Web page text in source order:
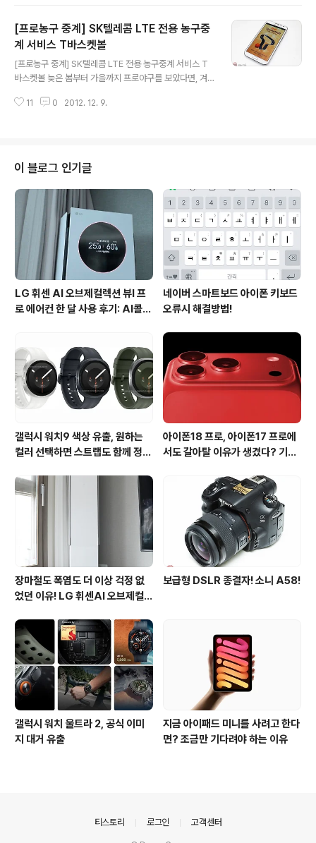
쉽게 그만두기 마련인데요, 이젠 친구들과 함께 겨루어 보
고 경쟁할수 있는 카카오톡 게임기반으로 만들어진 게임이
출시된다고 합니다. 이름하여 뿌잉뿌잉 사천성! 자~ 그럼
뿌잉뿌잉사천성이 어떻게 다른 사천성게임들과 다른지 먼
저 살펴보아야겟지요? 저도 내심 궁금한 부분이기도 합니
다. 다른 사천성게임과 제일큰 차별화는 카카오게임을 기
[프로농구 중계] SK텔레콤 LTE 전용 농구중
계 서비스 T바스켓볼
[프로농구 중계] SK텔레콤 LTE 전용 농구중계 서비스 T
바스켓볼 늦은 봄부터 가을까지 프로야구를 보았다면, 겨
부분 TV나 인터넷 그리고 스마트폰을 통해 농구 중계를 보
DMB를 지원하는 디바이스를 통해 프로농구 중계를 볼 수
있는데요. 이제 SK텔레콤 LTE폰을 이용하는 사용자라면
프로농구 중계를 어떻게 볼지 고민할 필요가 없어졌습니
다. SK텔레콤에서는 이미 올 여름 프로야구 중계를 실시간
고화질로 보여주고, 주요 장면을 골라서 볼 수 있는 LTE 전
용 프로야구 중계 서비스 T베이스볼을..
11 0 2012. 12. 9.
이 블로그 인기글
LG 휘센 AI 오브제컬렉션 뷰I 프
로 에어컨 한 달 사용 후기: AI콜드
네이버 스마트보드 아이폰 키보드
오류시 해결방법!
갤럭시 워치9 색상 유출, 원하는
컬러 선택하면 스트랩도 함께 정해
아이폰18 프로, 아이폰17 프로에
서도 갈아탈 이유가 생겼다? 기대
장마철도 폭염도 더 이상 걱정 없
었던 이유! LG 휘센AI 오브제컬렉
사용 후기
보급형 DSLR 종결자! 소니 A58!
갤럭시 워치 울트라 2, 공식 이미
지 대거 유출
지금 아이패드 미니를 사려고 한다
면? 조금만 기다려야 하는 이유
티스토리 로그인 고객센터